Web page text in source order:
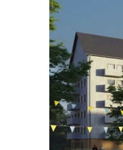
Arkitektmanual
Grönare option